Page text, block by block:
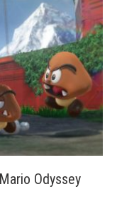
Odyssey